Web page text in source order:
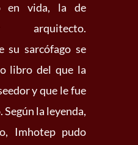
en vida, la de
arquitecto.
su sarcófago se
libro del que la
y que le fue
Según la leyenda,
Imhotep pudo